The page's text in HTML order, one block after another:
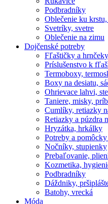
Podbradníky
Oblečenie ku
Svetríky, svetre
Oblečenie na zimu
Dojčenské potreby
Fľaštičky a hrnčeky
Príslušenstvo k
Termoboxy,
Boxy na desiatu,
Ohrievace lahvi,
Taniere, misky,
Cumlíky, retiazky
Retiazky a púzdra
Hryzátka, hrkálky
Potreby a
Nočníky, stupienky
Prebaľovanie,
Kozmetika,
Podbradníky
Dáždniky,
Batohy, vrecká
Móda